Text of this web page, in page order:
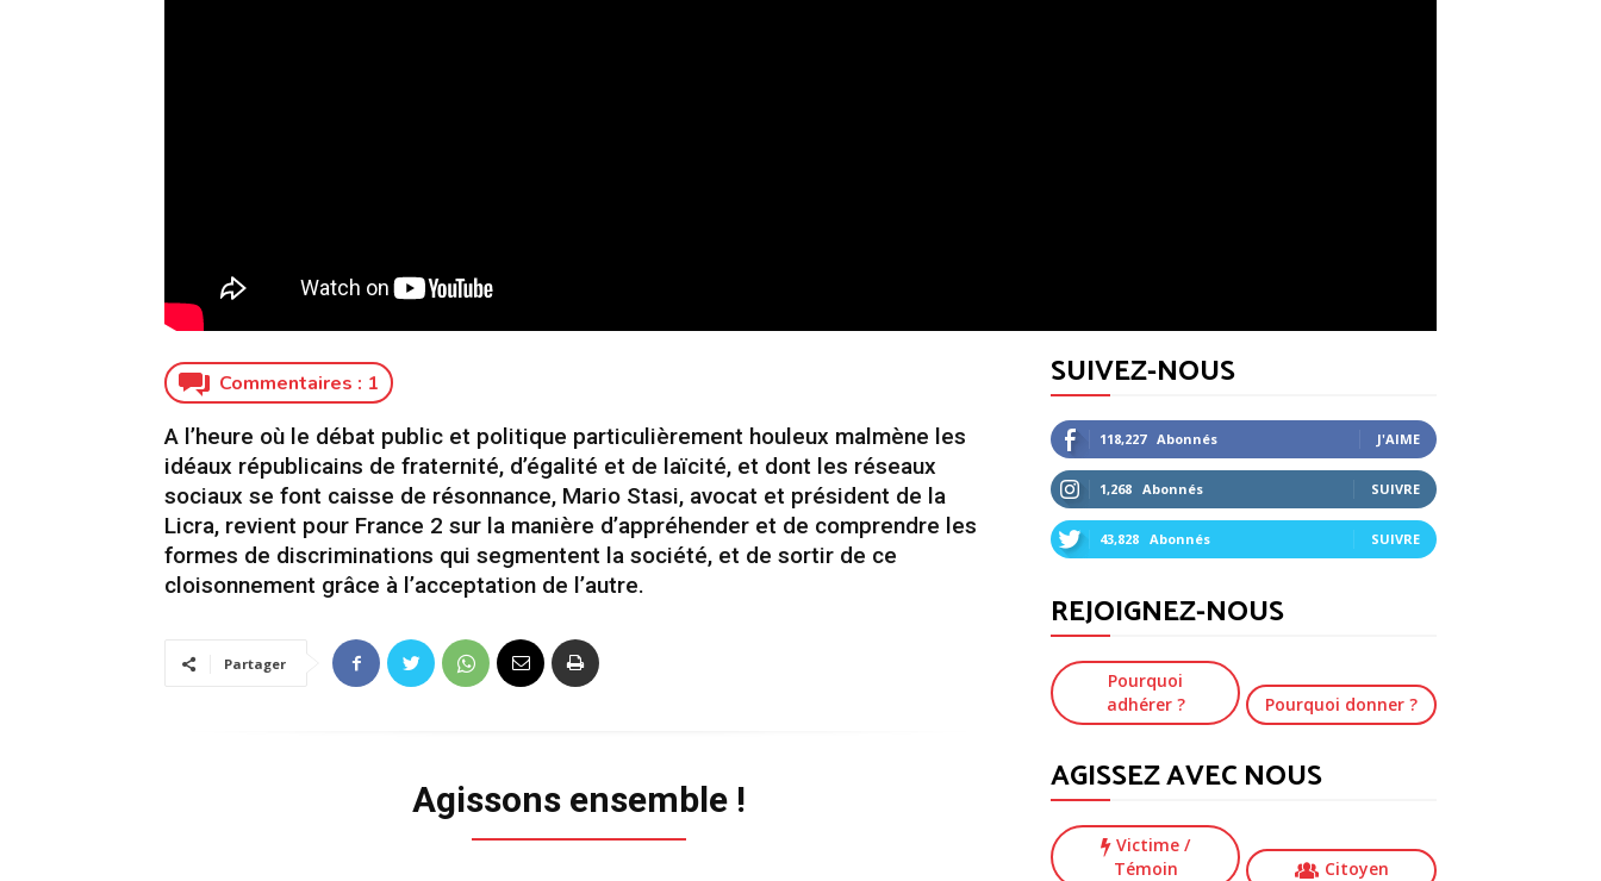
Commentaires : 1
A l’heure où le débat public et politique particulièrement houleux malmène les
idéaux républicains de fraternité, d’égalité et de laïcité, et dont les réseaux
sociaux se font caisse de résonnance, Mario Stasi, avocat et président de la
Licra, revient pour France 2 sur la manière d’appréhender et de comprendre les
formes de discriminations qui segmentent la société, et de sortir de ce
cloisonnement grâce à l’acceptation de l’autre.
Partager
Agissons ensemble !
SUIVEZ-NOUS
118,227 Abonnés J'AIME
1,268 Abonnés SUIVRE
43,828 Abonnés SUIVRE
REJOIGNEZ-NOUS
Pourquoi
adhérer ?
Pourquoi donner ?
AGISSEZ AVEC NOUS
Victime/
Témoin
Citoyen